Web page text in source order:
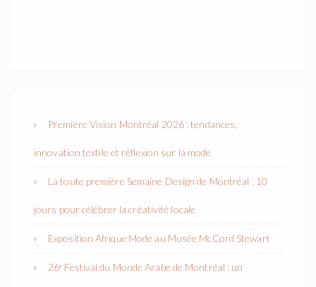
Première Vision Montréal 2026 : tendances,
innovation textile et réflexion sur la mode
La toute première Semaine Design de Montréal : 10
jours pour célébrer la créativité locale
Exposition Afrique Mode au Musée McCord Stewart
26ᵉ Festival du Monde Arabe de Montréal : un